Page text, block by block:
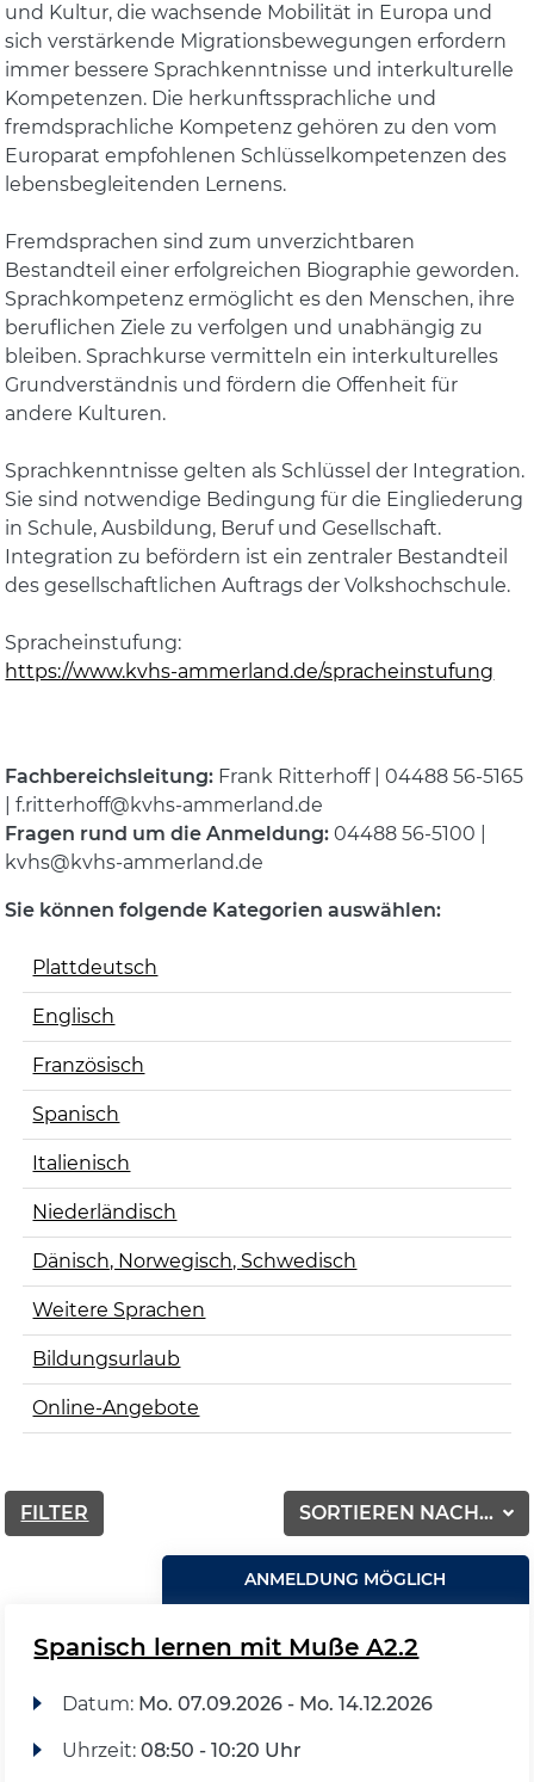
und Kultur, die wachsende Mobilität in Europa und
sich verstärkende Migrationsbewegungen erfordern
immer bessere Sprachkenntnisse und interkulturelle
Kompetenzen. Die herkunftssprachliche und
fremdsprachliche Kompetenz gehören zu den vom
Europarat empfohlenen Schlüsselkompetenzen des
lebensbegleitenden Lernens.
Fremdsprachen sind zum unverzichtbaren
Bestandteil einer erfolgreichen Biographie geworden.
Sprachkompetenz ermöglicht es den Menschen, ihre
beruflichen Ziele zu verfolgen und unabhängig zu
bleiben. Sprachkurse vermitteln ein interkulturelles
Grundverständnis und fördern die Offenheit für
andere Kulturen.
Sprachkenntnisse gelten als Schlüssel der Integration.
Sie sind notwendige Bedingung für die Eingliederung
in Schule, Ausbildung, Beruf und Gesellschaft.
Integration zu befördern ist ein zentraler Bestandteil
des gesellschaftlichen Auftrags der Volkshochschule.
Spracheinstufung:
https://www.kvhs-ammerland.de/spracheinstufung
Fachbereichsleitung: Frank Ritterhoff | 04488 56-5165
| f.ritterhoff@kvhs-ammerland.de
Fragen rund um die Anmeldung: 04488 56-5100 |
kvhs@kvhs-ammerland.de
Sie können folgende Kategorien auswählen:
Plattdeutsch
Englisch
Französisch
Spanisch
Italienisch
Niederländisch
Dänisch, Norwegisch, Schwedisch
Weitere Sprachen
Bildungsurlaub
Online-Angebote
SORTIEREN NACH...
FILTER
ANMELDUNG MÖGLICH
Spanisch lernen mit Muße A2.2
Datum: Mo. 07.09.2026 - Mo. 14.12.2026
Uhrzeit: 08:50 - 10:20 Uhr